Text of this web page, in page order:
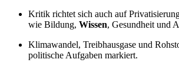
Kritik richtet sich auch auf
wie Bildung, Wissen, Gesundheit und
Klimawandel, Treibhausgase und
politische Aufgaben markiert.